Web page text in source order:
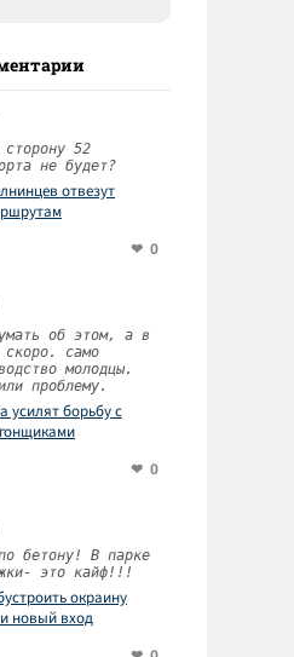
52
не будет?
отвезут
0
об этом, а в
скоро. само
молодцы.
проблему.
усилят борьбу с
0
бетону! В парке
это кайф!!!
окраину
новый вход